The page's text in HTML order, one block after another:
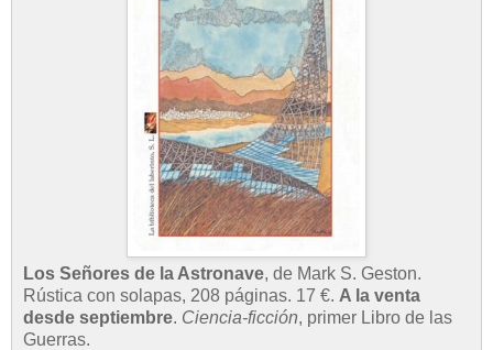
Los Señores de la Astronave, de Mark S. Geston.
Rústica con solapas, 208 páginas. 17 €. A la venta
desde septiembre. Ciencia-ficción, primer Libro de las
Guerras.